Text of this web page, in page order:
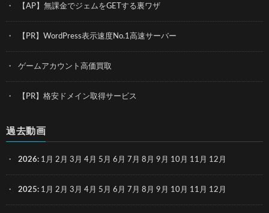
【AP】無課金でジェムをGETする裏ワザ
【PR】WordPress表示速度No.1高速サーバー
ゲームアカウント高価買取
【PR】格安ドメイン取得サービス
過去動画
2026: 1月 2月 3月 4月 5月 6月 7月 8月 9月 10月 11月 12月
2025: 1月 2月 3月 4月 5月 6月 7月 8月 9月 10月 11月 12月